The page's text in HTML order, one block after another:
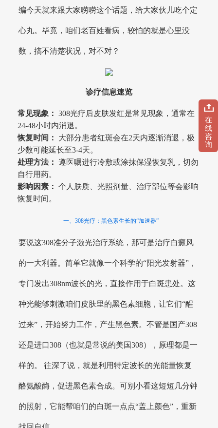
编今天就来跟大家唠唠这个话题，给大家伙儿吃个定
心丸。毕竟，咱们老百姓看病，较怕的就是心里没
数，搞不清楚状况，对不对？
诊疗信息速览
常见现象： 308光疗后皮肤发红是常见现象，通常在
24-48小时内消退。
恢复时间：
大部分患者红斑会在2天内逐渐消退，极
少数可能延长至3-4天。
处理方法： 遵医嘱进行冷敷或涂抹保湿恢复乳，切勿
自行用药。
影响因素： 个人肤质、光照剂量、治疗部位等会影响
恢复时间。
一、308光疗：黑色素生长的“加速器”
要说这308准分子激光治疗系统，那可是治疗白癜风
的一大利器。简单它就像一个科学的“阳光发射器”，
专门发出308nm波长的光，直接作用于白斑患处。这
种光能够刺激咱们皮肤里的黑色素细胞，让它们“醒
过来”，开始努力工作，产生黑色素。不管是国产308
还是进口308（也就是常说的美国308），原理都是一
样的。 往深了说，就是利用特定波长的光能量恢复
酪氨酸酶，促进黑色素合成。可别小看这短短几分钟
的照射，它能帮咱们的白斑一点点“盖上颜色”，重新
在
线
咨
询